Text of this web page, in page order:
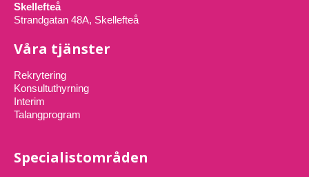
Skellefteå
Strandgatan 48A, Skellefteå
Våra tjänster
Rekrytering
Konsultuthyrning
Interim
Talangprogram
Specialistområden